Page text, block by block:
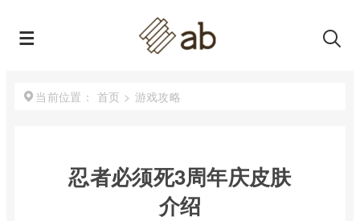
当前位置： 首页 > 游戏攻略
忍者必须死3周年庆皮肤
介绍